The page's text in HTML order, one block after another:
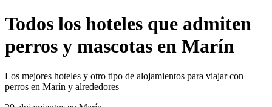
Todos los hoteles que admiten
perros y mascotas en Marín
Los mejores hoteles y otro tipo de alojamientos para viajar con
perros en Marín y alrededores